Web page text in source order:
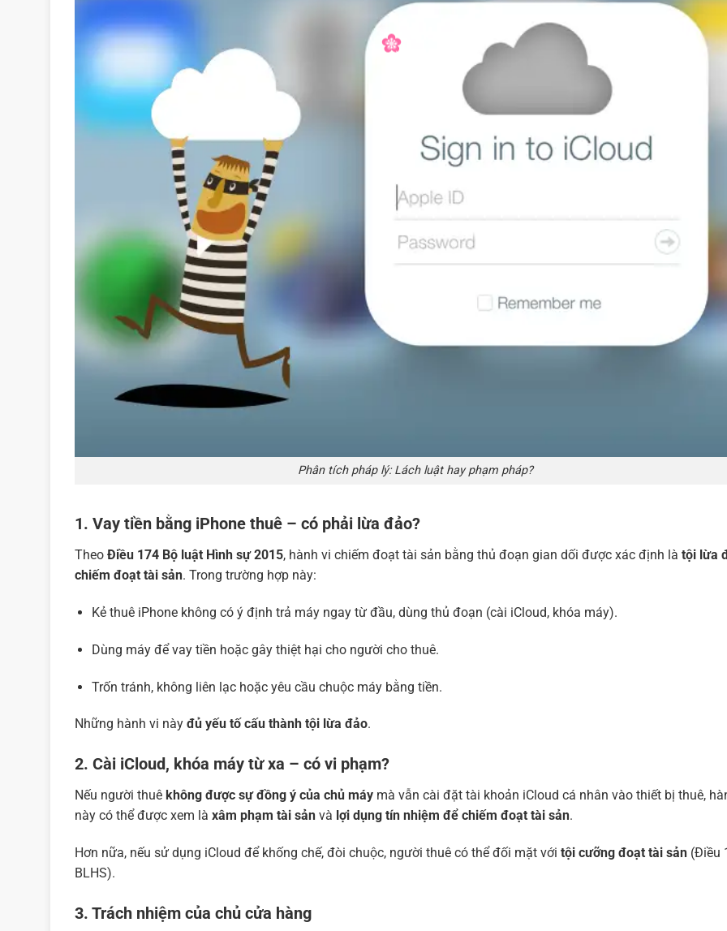
Phân tích pháp lý: Lách luật hay phạm pháp?
1. Vay tiền bằng iPhone thuê – có phải lừa đảo?
Theo Điều 174 Bộ luật Hình sự 2015, hành vi chiếm đoạt tài sản bằng thủ đoạn gian dối được xác định là tội lừa
chiếm đoạt tài sản. Trong trường hợp này:
Kẻ thuê iPhone không có ý định trả máy ngay từ đầu, dùng thủ đoạn (cài iCloud, khóa máy).
Dùng máy để vay tiền hoặc gây thiệt hại cho người cho thuê.
Trốn tránh, không liên lạc hoặc yêu cầu chuộc máy bằng tiền.
Những hành vi này đủ yếu tố cấu thành tội lừa đảo.
2. Cài iCloud, khóa máy từ xa – có vi phạm?
Nếu người thuê không được sự đồng ý của chủ máy mà vẫn cài đặt tài khoản iCloud cá nhân vào thiết bị thuê,
này có thể được xem là xâm phạm tài sản và lợi dụng tín nhiệm để chiếm đoạt tài sản.
Hơn nữa, nếu sử dụng iCloud để khống chế, đòi chuộc, người thuê có thể đối mặt với tội cưỡng đoạt tài sản (Điều
BLHS).
3. Trách nhiệm của chủ cửa hàng